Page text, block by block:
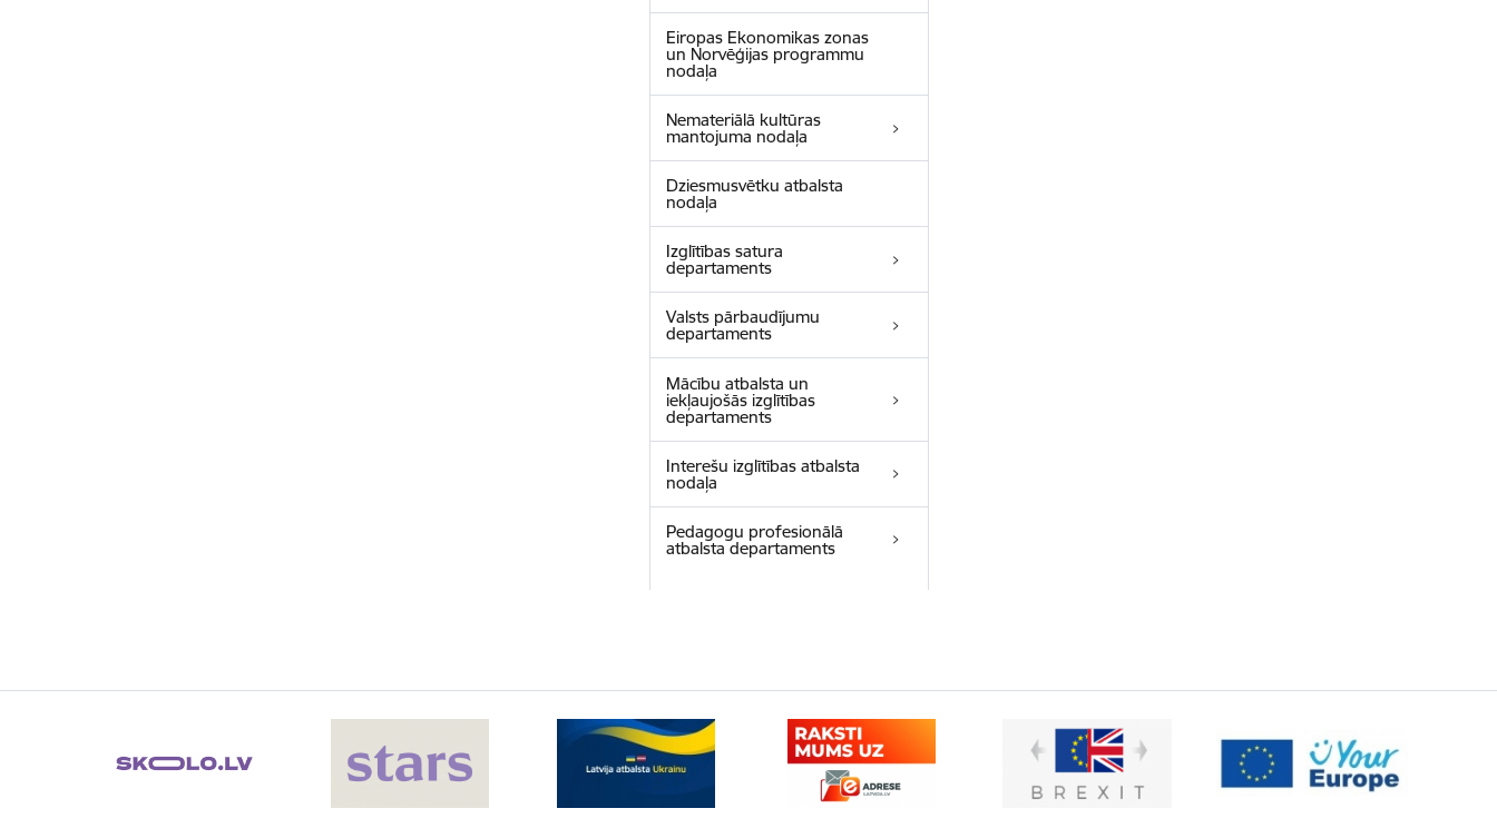
Eiropas Ekonomikas zonas
un Norvēģijas programmu
nodaļa
Nemateriālā kultūras
mantojuma nodaļa
Dziesmusvētku atbalsta
nodaļa
Izglītības satura
departaments
Valsts pārbaudījumu
departaments
Mācību atbalsta un
iekļaujošās izglītības
departaments
Interešu izglītības atbalsta
nodaļa
Pedagogu profesionālā
atbalsta departaments